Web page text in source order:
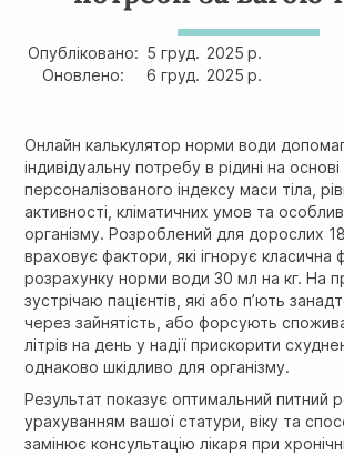
Опубліковано: 5 груд. 2025 р.
Оновлено:
6 груд. 2025 р.
Онлайн калькулятор норми води
індивідуальну потребу в рідині на основі
персоналізованого індексу маси тіла,
активності, кліматичних умов та
організму. Розроблений для дорослих
враховує фактори, які ігнорує класична
розрахунку норми води 30 мл на кг. На
зустрічаю пацієнтів, які або п’ють
через зайнятість, або форсують
літрів на день у надії прискорити
однаково шкідливо для організму.
Результат показує оптимальний питний
урахуванням вашої статури, віку та
замінює консультацію лікаря при